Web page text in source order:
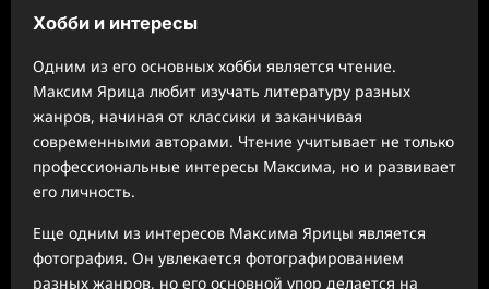
Хобби и интересы
Одним из его основных хобби является чтение.
Максим Ярица любит изучать литературу разных
жанров, начиная от классики и заканчивая
современными авторами. Чтение учитывает не только
профессиональные интересы Максима, но и развивает
его личность.
Еще одним из интересов Максима Ярицы является
фотография. Он увлекается фотографированием
разных жанров, но его основной упор делается на